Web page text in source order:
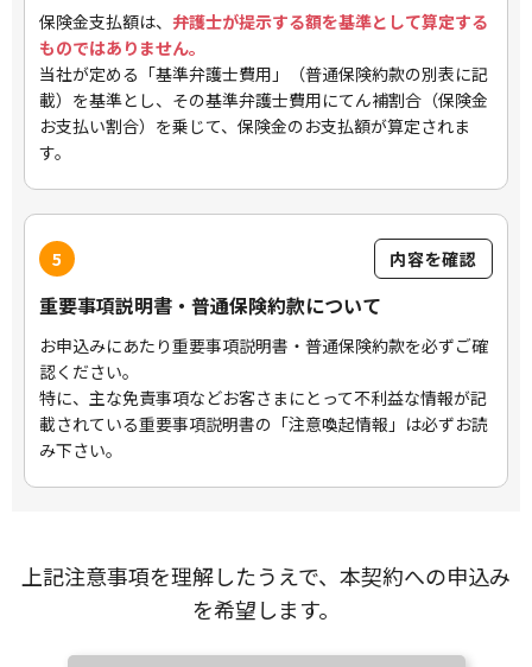
保険金支払額は、 弁護士が提示する額を基準として算定する
ものではありません。
当社が定める「基準弁護士費用」（普通保険約款の別表に記
載）を基準とし、その基準弁護士費用にてん補割合（保険金
お支払い割合）を乗じて、保険金のお支払額が算定されま
す。
5 内容を確認
重要事項説明書・普通保険約款について
お申込みにあたり重要事項説明書・普通保険約款を必ずご確
認ください。
特に、主な免責事項などお客さまにとって不利益な情報が記
載されている重要事項説明書の「注意喚起情報」は必ずお読
み下さい。
上記注意事項を理解したうえで、本契約への申込み
を希望します。